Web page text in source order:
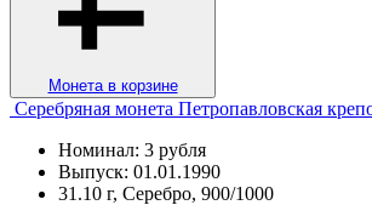
Монета в корзине
Серебряная монета Петропавловская
Номинал: 3 рубля
Выпуск: 01.01.1990
31.10 г, Серебро, 900/1000